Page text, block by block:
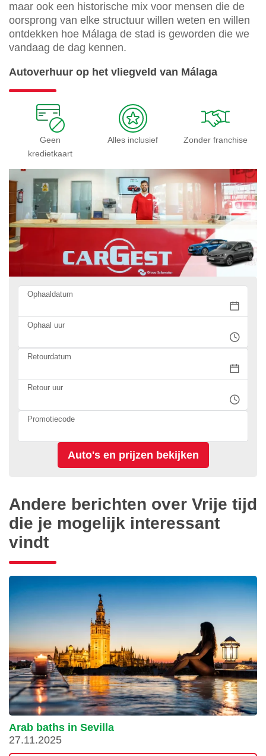
maar ook een historische mix voor mensen die de
oorsprong van elke structuur willen weten en willen
ontdekken hoe Málaga de stad is geworden die we
vandaag de dag kennen.
Autoverhuur op het vliegveld van Málaga
Geen
kredietkaart
Alles inclusief Zonder franchise
Ophaaldatum
Ophaal uur
Retourdatum
Retour uur
Promotiecode
Andere berichten over Vrije tijd
die je mogelijk interessant
vindt
Arab baths in Sevilla
27.11.2025